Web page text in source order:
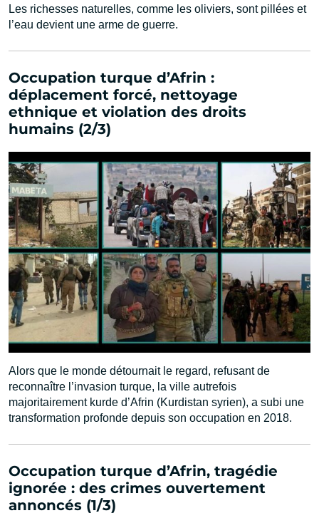
Les richesses naturelles, comme les oliviers, sont pillées et
l’eau devient une arme de guerre.
Occupation turque d’Afrin :
déplacement forcé, nettoyage
ethnique et violation des droits
humains (2/3)
Alors que le monde détournait le regard, refusant de
reconnaître l’invasion turque, la ville autrefois
majoritairement kurde d’Afrin (Kurdistan syrien), a subi une
transformation profonde depuis son occupation en 2018.
Occupation turque d’Afrin, tragédie
ignorée : des crimes ouvertement
annoncés (1/3)